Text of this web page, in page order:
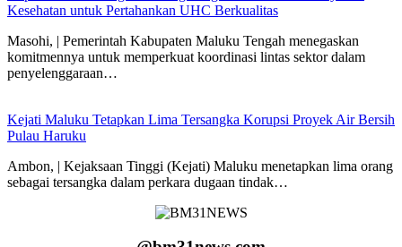
Kesehatan untuk Pertahankan UHC Berkualitas
Masohi, | Pemerintah Kabupaten Maluku Tengah menegaskan
komitmennya untuk memperkuat koordinasi lintas sektor dalam
penyelenggaraan…
Kejati Maluku Tetapkan Lima Tersangka Korupsi Proyek Air Bersih
Pulau Haruku
Ambon, | Kejaksaan Tinggi (Kejati) Maluku menetapkan lima orang
sebagai tersangka dalam perkara dugaan tindak…